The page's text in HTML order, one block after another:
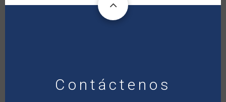
Contáctenos